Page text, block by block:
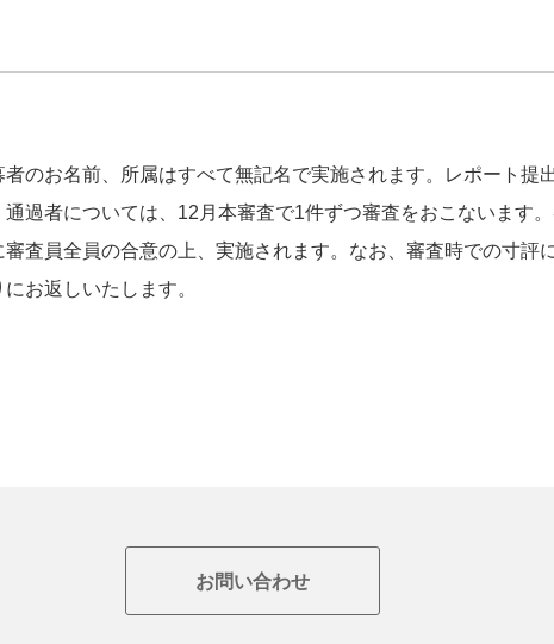
者のお名前、所属はすべて無記名で実施されます。レポート提
通過者については
12 月本審査で1件ずつ審査をおこないます
審査員全員の合意の上、実施されます。なお、審査時での寸評
にお返しいたします。
お問い合わせ